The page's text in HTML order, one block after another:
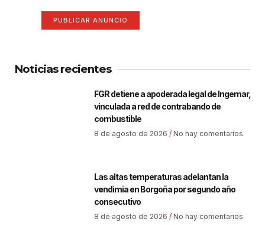
PUBLICAR ANUNCIO
Noticias recientes
FGR detiene a apoderada legal de Ingemar,
vinculada a red de contrabando de
combustible
8 de agosto de 2026 No hay comentarios
Las altas temperaturas adelantan la
vendimia en Borgoña por segundo año
consecutivo
8 de agosto de 2026 No hay comentarios